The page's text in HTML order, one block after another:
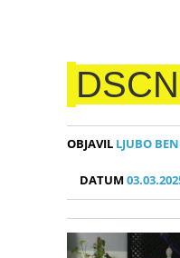
OBJAVIL LJUBO
DATUM